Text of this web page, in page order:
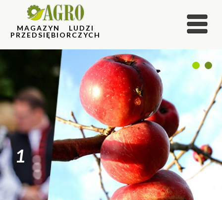
MAGAZYN LUDZI
PRZEDSIĘBIORCZYCH
1
2
1 2